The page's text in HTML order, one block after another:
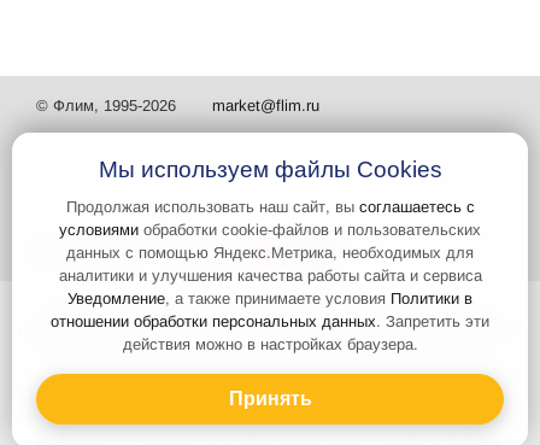
© Флим, 1995-2026 market@flim.ru
Задать вопрос Контакты
Интернет-сайт носит информационный характер и не является
публичной офертой, которая определяется положениями статьи 437
Гражданского кодекса РФ. Информация о характеристиках и
стоимости товаров, указанных на сайте, условия доставки может
быть изменена в одностороннем порядке. Информация по ценам,
может отличаться от фактической, к моменту оформления заказа.
Мы используем файлы Cookies
Продолжая использовать наш сайт, вы соглашаетесь с
условиями обработки cookie-файлов и пользовательских
данных с помощью Яндекс.Метрика, необходимых для
аналитики и улучшения качества работы сайта и сервиса
Уведомление, а также принимаете условия Политики в
отношении обработки персональных данных. Запретить эти
действия можно в настройках браузера.
Принять